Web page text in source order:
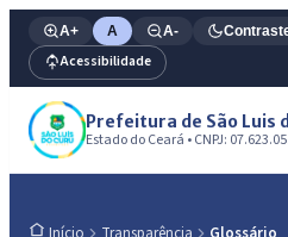
A+ A A-
Acessibilidade
Prefeitura de São Luis
Estado do Ceará • CNPJ: